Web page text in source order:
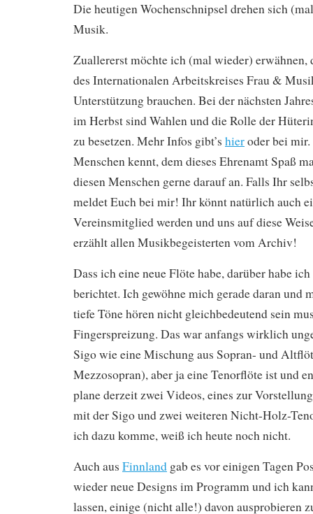
Die heutigen Wochenschnipsel drehen sich
Musik.
Zuallererst möchte ich (mal wieder) erwähnen,
des Internationalen Arbeitskreises Frau &
Unterstützung brauchen. Bei der nächsten
im Herbst sind Wahlen und die Rolle der
zu besetzen. Mehr Infos gibt’s hieroder bei
Menschen kennt, dem dieses Ehrenamt Spaß
diesen Menschen gerne darauf an. Falls Ihr
meldet Euch bei mir! Ihr könnt natürlich auch
Vereinsmitglied werden und uns auf diese
erzählt allen Musikbegeisterten vom Archiv!
Dass ich eine neue Flöte habe, darüber habe ich
berichtet. Ich gewöhne mich gerade daran und
tiefe Töne hören nicht gleichbedeutend sein
Fingerspreizung. Das war anfangs wirklich
Sigo wie eine Mischung aus Sopran- und
Mezzosopran), aber ja eine Tenorflöte ist und
plane derzeit zwei Videos, eines zur
mit der Sigo und zwei weiteren Nicht-Holz-
ich dazu komme, weiß ich heute noch nicht.
Auch aus Finnland gab es vor einigen Tagen
wieder neue Designs im Programm und ich
lassen, einige (nicht alle!) davon ausprobieren